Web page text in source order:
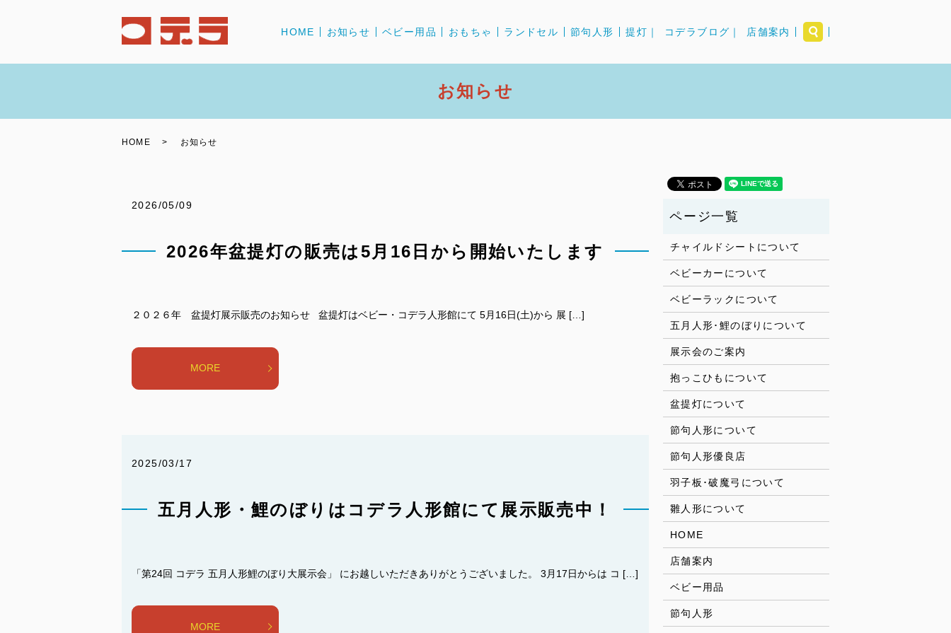
HOME お知らせ ベビー用品 おもちゃ ランドセル 節句人形 提灯｜ コデラブログ｜ 店舗案内
お知らせ
HOME お知らせ
2026/05/09
2026年盆提灯の販売は5月16日から開始いたします
２０２６年 盆提灯展示販売のお知らせ 盆提灯はベビー・コデラ人形館にて 5月16日(土)から 展 […]
MORE
2025/03/17
五月人形・鯉のぼりはコデラ人形館にて展示販売中！
「第24回 コデラ 五月人形鯉のぼり大展示会」 にお越しいただきありがとうございました。 3月17日からは コ […]
MORE
チャイルドシートについて
ベビーカーについて
ベビーラックについて
五月人形･鯉のぼりについて
展示会のご案内
抱っこひもについて
盆提灯について
節句人形について
節句人形優良店
羽子板･破魔弓について
雛人形について
HOME
店舗案内
ベビー用品
節句人形